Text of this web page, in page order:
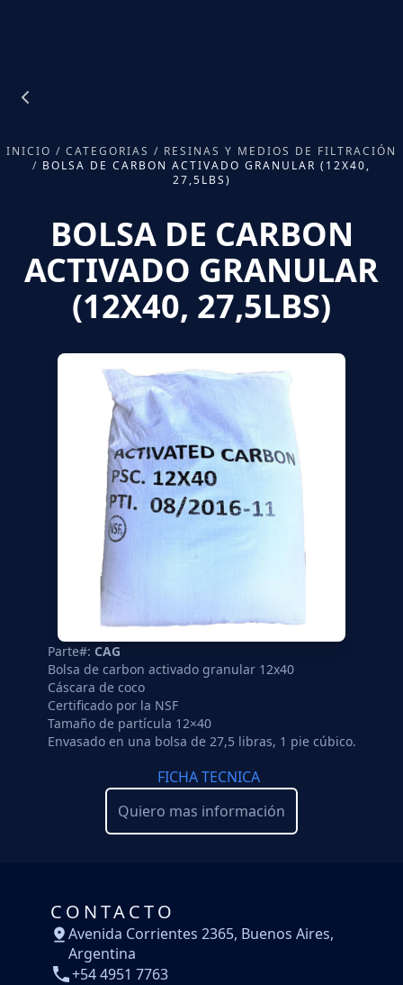
INICIO / CATEGORIAS / RESINAS Y MEDIOS DE FILTRACIÓN
/ BOLSA DE CARBON ACTIVADO GRANULAR (12X40,
27,5LBS)
BOLSA DE CARBON
ACTIVADO GRANULAR
(12X40, 27,5LBS)
Parte#: CAG
Bolsa de carbon activado granular 12x40
Cáscara de coco
Certificado por la NSF
Tamaño de partícula 12×40
Envasado en una bolsa de 27,5 libras, 1 pie cúbico.
FICHA TECNICA
Quiero mas información
CONTACTO
Avenida Corrientes 2365, Buenos Aires,
Argentina
+54 4951 7763